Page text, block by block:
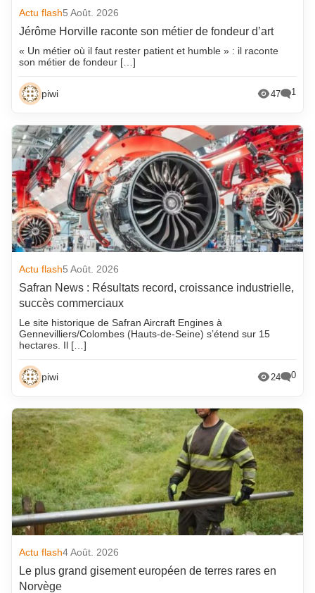
Actu flash5 Août. 2026
Jérôme Horville raconte son métier de fondeur d’art
« Un métier où il faut rester patient et humble » : il raconte
son métier de fondeur […]
piwi 47 1
Actu flash5 Août. 2026
Safran News : Résultats record, croissance industrielle,
succès commerciaux
Le site historique de Safran Aircraft Engines à
Gennevilliers/Colombes (Hauts-de-Seine) s’étend sur 15
hectares. Il […]
piwi 24 0
Actu flash4 Août. 2026
Le plus grand gisement européen de terres rares en
Norvège